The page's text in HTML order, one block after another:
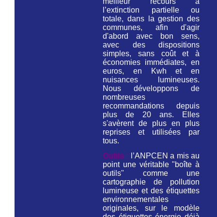
l’extinction partielle ou
totale, dans la gestion des
communes, afin d'agir
d'abord avec bon sens,
avec des dispositions
simples, sans coût et à
économies immédiates, en
euros, en Kwh et en
nuisances lumineuses.
Nous développons de
nombreuses
recommandations depuis
plus de 20 ans. Elles
s'avèrent de plus en plus
reprises et utilisées par
tous.
Outils :
l’ANPCEN a mis au
point une véritable "boîte à
outils" comme une
cartographie de pollution
lumineuse et des étiquettes
environnementales
originales, sur le modèle